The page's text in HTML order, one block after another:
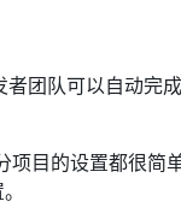
团队可以自动完
项目的设置都很简